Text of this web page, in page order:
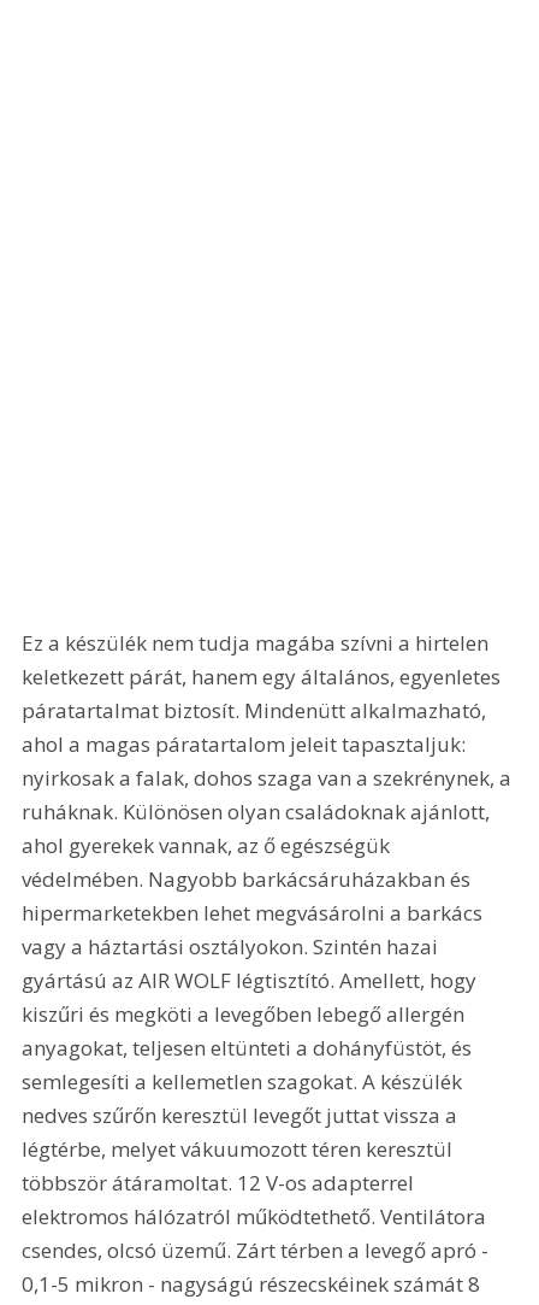
Ez a készülék nem tudja magába szívni a hirtelen
keletkezett párát, hanem egy általános, egyenletes
páratartalmat biztosít. Mindenütt alkalmazható,
ahol a magas páratartalom jeleit tapasztaljuk:
nyirkosak a falak, dohos szaga van a szekrénynek, a
ruháknak. Különösen olyan családoknak ajánlott,
ahol gyerekek vannak, az ő egészségük
védelmében. Nagyobb barkácsáruházakban és
hipermarketekben lehet megvásárolni a barkács
vagy a háztartási osztályokon. Szintén hazai
gyártású az AIR WOLF légtisztító. Amellett, hogy
kiszűri és megköti a levegőben lebegő allergén
anyagokat, teljesen eltünteti a dohányfüstöt, és
semlegesíti a kellemetlen szagokat. A készülék
nedves szűrőn keresztül levegőt juttat vissza a
légtérbe, melyet vákuumozott téren keresztül
többször átáramoltat. 12 V-os adapterrel
elektromos hálózatról működtethető. Ventilátora
csendes, olcsó üzemű. Zárt térben a levegő apró -
0,1-5 mikron - nagyságú részecskéinek számát 8